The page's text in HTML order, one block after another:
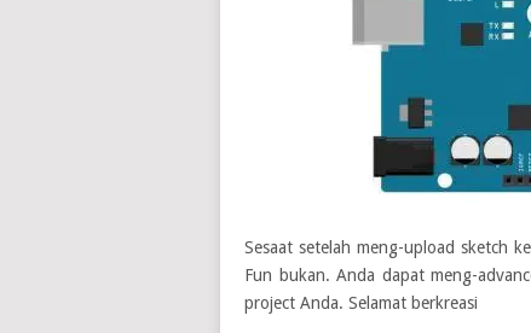
Sesaat setelah meng-upload sketch
Fun bukan. Anda dapat meng-
project Anda. Selamat berkreasi